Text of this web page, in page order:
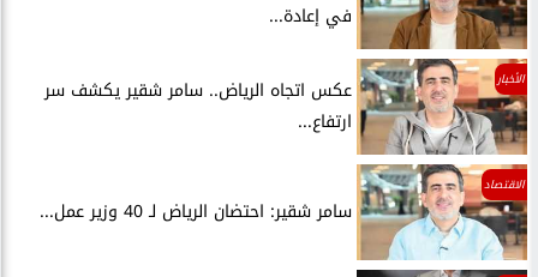
في إعادة...
الأخبار
عكس اتجاه الرياض.. سامر شقير يكشف سر
ارتفاع...
الاقتصاد
سامر شقير: احتضان الرياض لـ 40 وزير عمل...